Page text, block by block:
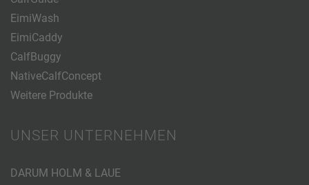
EimiWash
EimiCaddy
CalfBuggy
NativeCalfConcept
Weitere Produkte
UNSER UNTERNEHMEN
DARUM HOLM & LAUE